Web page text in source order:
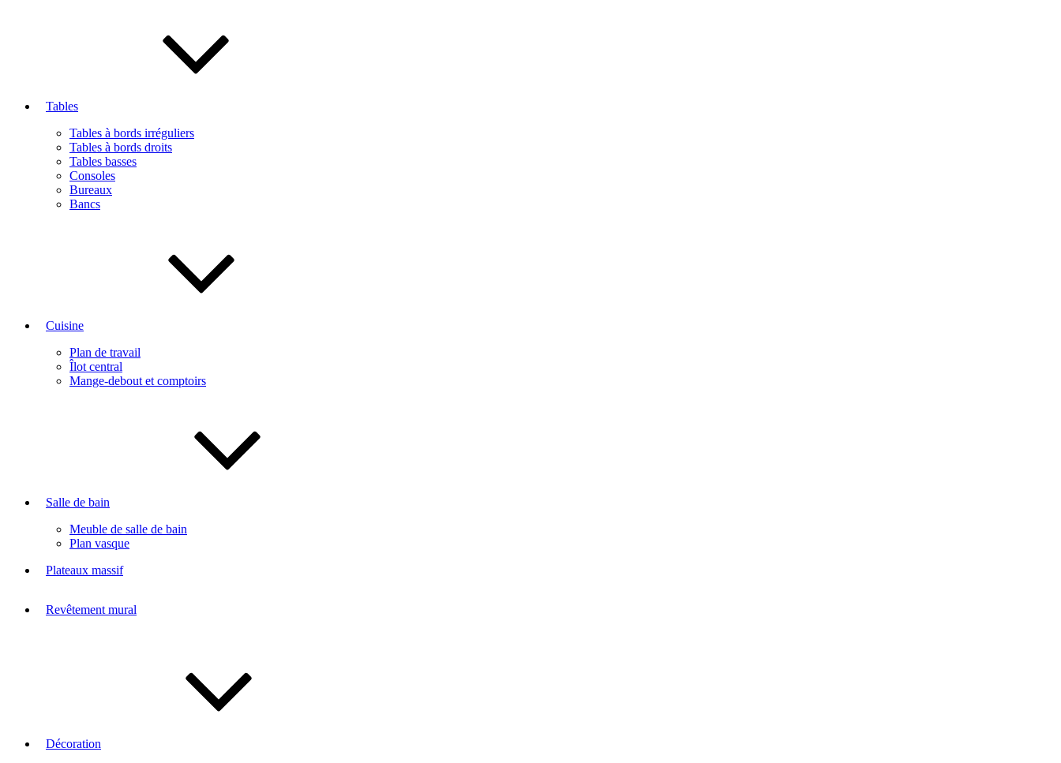
Tables
Tables à bords irréguliers
Tables à bords droits
Tables basses
Consoles
Bureaux
Bancs
Cuisine
Plan de travail
Îlot central
Mange-debout et comptoirs
Salle de bain
Meuble de salle de bain
Plan vasque
Plateaux massif
Revêtement mural
Décoration